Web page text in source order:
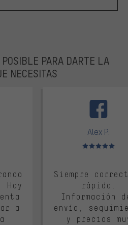
POSIBLE PARA DARTE LA
NECESITAS
de 5
a
Alex P.
Valoración
Siempre
rápido.
Información
envío,
y precios